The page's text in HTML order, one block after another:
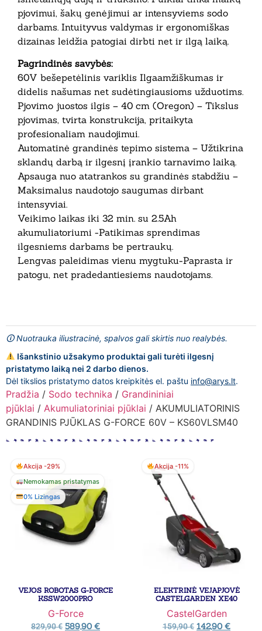
pjovimui, šakų genėjimui ar intensyviems sodo
darbams. Intuityvus valdymas ir ergonomiškas
dizainas leidžia patogiai dirbti net ir ilgą laiką.
Pagrindinės savybės:
60V bešepetėlinis variklis Ilgaamžiškumas ir
didelis našumas net sudėtingiausioms užduotims.
Pjovimo juostos ilgis – 40 cm (Oregon) – Tikslus
pjovimas, tvirta konstrukcija, pritaikyta
profesionaliam naudojimui.
Automatinė grandinės tepimo sistema – Užtikrina
sklandų darbą ir ilgesnį įrankio tarnavimo laiką.
Apsauga nuo atatrankos su grandinės stabdžiu –
Maksimalus naudotojo saugumas dirbant
intensyviai.
Veikimo laikas iki 32 min. su 2.5Ah
akumuliatoriumi -Patikimas sprendimas
ilgesniems darbams be pertraukų.
Lengvas paleidimas vienu mygtuku-Paprasta ir
patogu, net pradedantiesiems naudotojams.
🛈 Nuotrauka iliustracinė, spalvos gali skirtis nuo realybės.
Išankstinio užsakymo produktai gali turėti ilgesnį
pristatymo laiką nei 2 darbo dienos.
Dėl tikslios pristatymo datos kreipkitės el. paštu info@arys.lt.
Pradžia / Sodo technika / Grandininiai
pjūklai / Akumuliatoriniai pjūklai / AKUMULIATORINIS
GRANDINIS PJŪKLAS G-FORCE 60V – KS60VLSM40
Akcija -29%
Nemokamas pristatymas
0% Lizingas
VEJOS ROBOTAS G-FORCE
KSSW2000PRO
G-Force
829,90€ 589,90€
Akcija -11%
ELEKTRINĖ VEJAPJOVĖ
CASTELGARDEN XE40
CastelGarden
159,90€ 142,90€